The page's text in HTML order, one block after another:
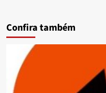
Confira também